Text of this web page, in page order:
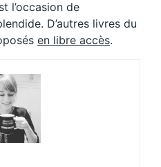
l’occasion de
D’autres livres du
en libre accès.